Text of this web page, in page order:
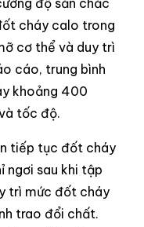
độ săn chắc
cháy calo trong
cơ thể và duy trì
cáo, trung bình
khoảng 400
tốc độ.
tiếp tục đốt cháy
ngơi sau khi tập
trì mức đốt cháy
trao đổi chất.